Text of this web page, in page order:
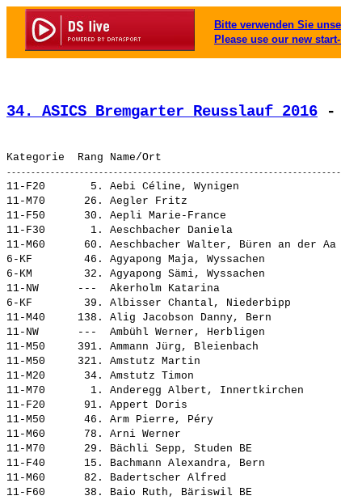
Bitte verwenden Sie
Please use our new
34. ASICS Bremgarter Reusslauf 2016 -
11-F20       5. Aebi Céline, Wynigen
11-M70      26. Aegler Fritz
11-F50      30. Aepli Marie-France
11-F30       1. Aeschbacher Daniela
11-M60      60. Aeschbacher Walter, Büren an der Aa
6-KF        46. Agyapong Maja, Wyssachen
6-KM        32. Agyapong Sämi, Wyssachen
11-NW      --- Akerholm Katarina
6-KF        39. Albisser Chantal, Niederbipp
11-M40     138. Alig Jacobson Danny, Bern
11-NW      --- Ambühl Werner, Herbligen
11-M50     391. Ammann Jürg, Bleienbach
11-M50     321. Amstutz Martin
11-M20      34. Amstutz Timon
11-M70       1. Anderegg Albert, Innertkirchen
11-F20      91. Appert Doris
11-M50      46. Arm Pierre, Péry
11-M60      78. Arni Werner
11-M70      29. Bächli Sepp, Studen BE
11-F40      15. Bachmann Alexandra, Bern
11-M60      82. Badertscher Alfred
11-F60      38. Baio Ruth, Bäriswil BE